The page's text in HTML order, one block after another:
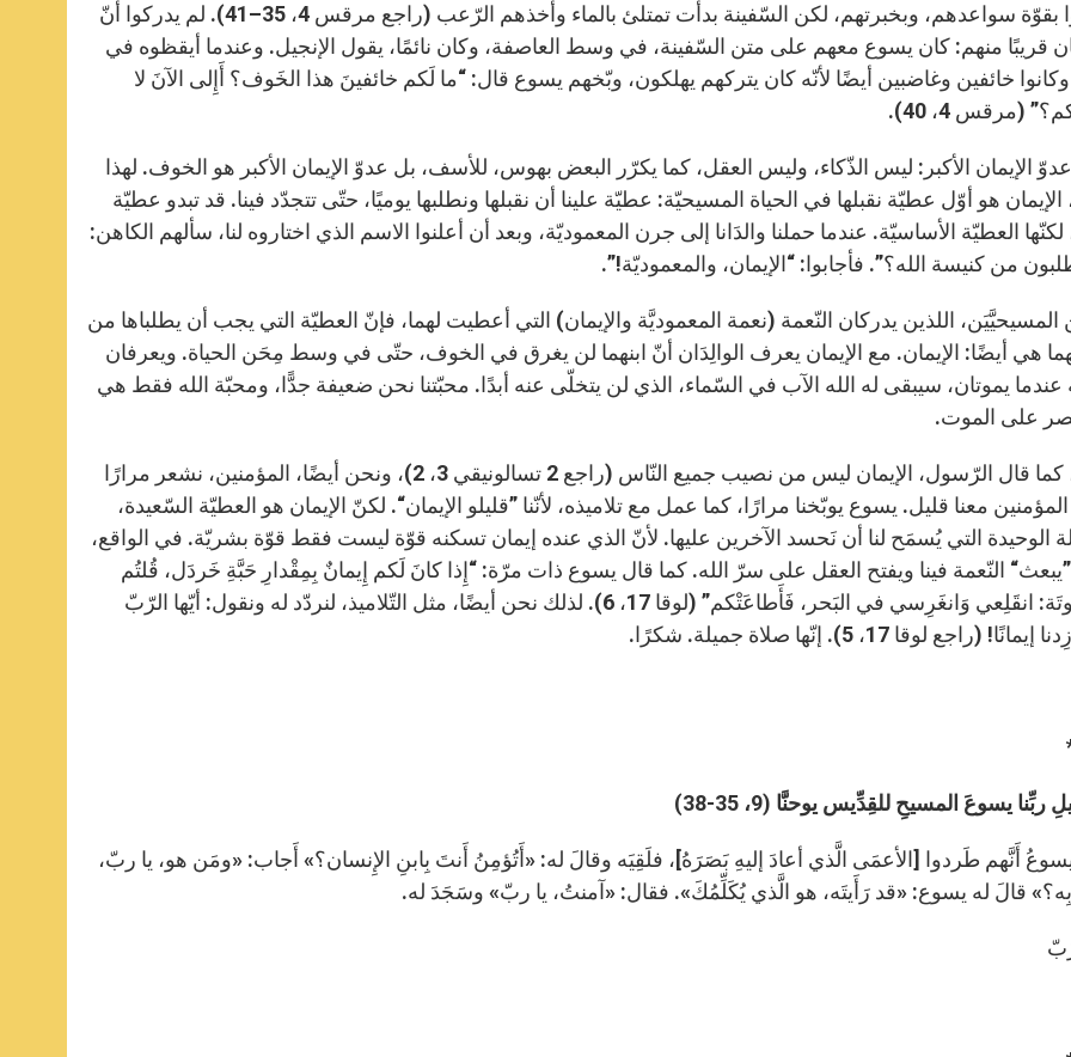
أن ينجوا بقوّة سواعدهم، وبخبرتهم، لكن السّفينة بدأت تمتلئ بالماء وأخذهم الرّعب (راجع مرقس 4، 35–41). لم يدركوا أنّ
قريبًا منهم: كان يسوع معهم على متن السّفينة، في وسط العاصفة، وكان نائمًا، يقول الإنجيل. وعندما أيقظوه في
وكانوا خائفين وغاضبين أيضًا لأنّه كان يتركهم يهلكون، وبّخهم يسوع قال: “ما لَكم خائفينَ هذا الخَوف؟ أَإِلى الآنَ لا
(مرقس 4، 40).
الإيمان الأكبر: ليس الذّكاء، وليس العقل، كما يكرّر البعض بهوس، للأسف، بل عدوّ الإيمان الأكبر هو الخوف. لهذا
هو أوّل عطيّة نقبلها في الحياة المسيحيّة: عطيّة علينا أن نقبلها ونطلبها يوميًا، حتّى تتجدّد فينا. قد تبدو عطيّة
العطيّة الأساسيّة. عندما حملنا والدَانا إلى جرن المعموديّة، وبعد أن أعلنوا الاسم الذي اختاروه لنا، سألهم الكاهن:
من كنيسة الله؟”. فأجابوا: “الإيمان، والمعموديّة!”.
المسيحيَّيَن، اللذين يدركان النّعمة (نعمة المعموديَّة والإيمان) التي أعطيت لهما، فإنّ العطيّة التي يجب أن يطلباها من
هي أيضًا: الإيمان. مع الإيمان يعرف الوالِدَان أنّ ابنهما لن يغرق في الخوف، حتّى في وسط مِحَن الحياة. ويعرفان
عندما يموتان، سيبقى له الله الآب في السّماء، الذي لن يتخلّى عنه أبدًا. محبّتنا نحن ضعيفة جدًّا، ومحبّة الله فقط هي
على الموت.
بالتّأكيد، كما قال الرّسول، الإيمان ليس من نصيب جميع النّاس (راجع 2 تسالونيقي 3، 2)، ونحن أيضًا، المؤمنين، نشعر مرارًا
معنا قليل. يسوع يوبّخنا مرارًا، كما عمل مع تلاميذه، لأنّنا ”قليلو الإيمان“. لكنّ الإيمان هو العطيّة السّعيدة،
الوحيدة التي يُسمَح لنا أن نَحسد الآخرين عليها. لأنّ الذي عنده إيمان تسكنه قوّة ليست فقط قوّة بشريّة. في الواقع،
”يبعث“ النّعمة فينا ويفتح العقل على سرّ الله. كما قال يسوع ذات مرّة: “إِذا كانَ لَكم إِيمانٌ بِمِقْدارِ حَبَّةِ خَردَل، قُلتُم
لِهذِه التُّوتَة: انقَلِعي وَانغَرِسي في البَحر، فَأَطاعَتْكم” (لوقا 17، 6). لذلك نحن أيضًا، مثل التّلاميذ، لنردّد له ونقول: أيّها الرّبّ
(راجع لوقا 17، 5). إنّها صلاة جميلة. شكرًا.
ربِّنا يسوعَ المسيحِ للقِدِّيس يوحنَّا (9، 35-38)
أَنَّهم طَردوا [الأعمَى الَّذي أعادَ إليهِ بَصَرَهُ]، فلَقِيَه وقالَ له: «أَتُؤمِنُ أَنتَ بِابنِ الإِنسان؟» أَجاب: «ومَن هو، يا ربّ،
قالَ له يسوع: «قد رَأَيتَه، هو الَّذي يُكَلِّمُكَ». فقال: «آمنتُ، يا ربّ» وسَجَدَ له.